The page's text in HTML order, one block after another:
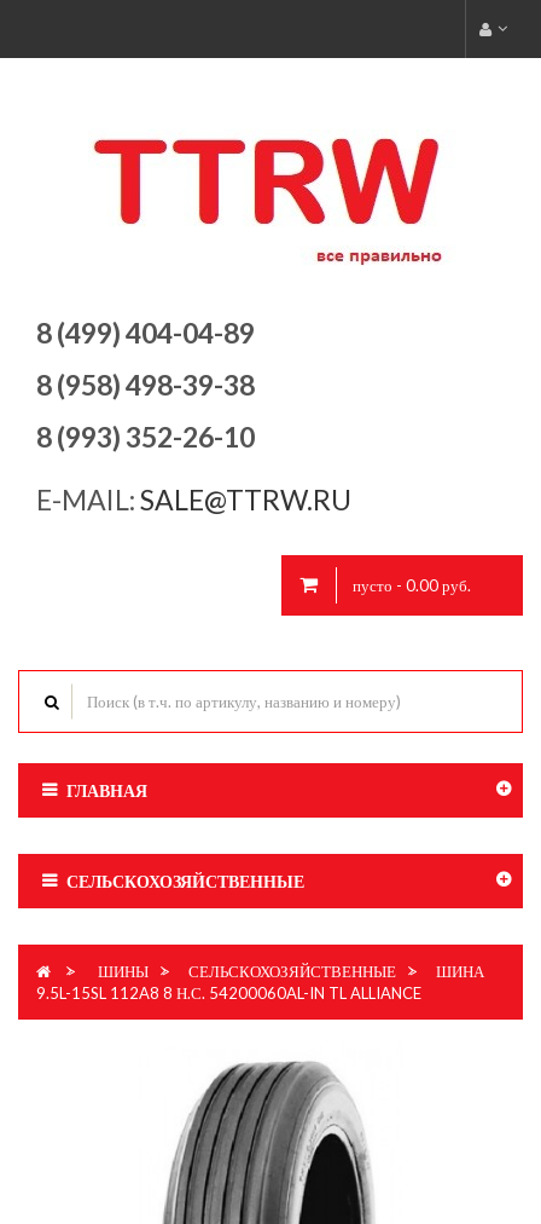
8 (499) 404-04-89
8 (958) 498-39-38
8 (993) 352-26-10
E-MAIL:SALE@TTRW.RU
пусто - 0.00 руб.
ГЛАВНАЯ
СЕЛЬСКОХОЗЯЙСТВЕННЫЕ
> ШИНЫ > СЕЛЬСКОХОЗЯЙСТВЕННЫЕ >
ШИНА
9.5L-15SL 112A8 8 Н.С. 54200060AL-IN TL ALLIANCE